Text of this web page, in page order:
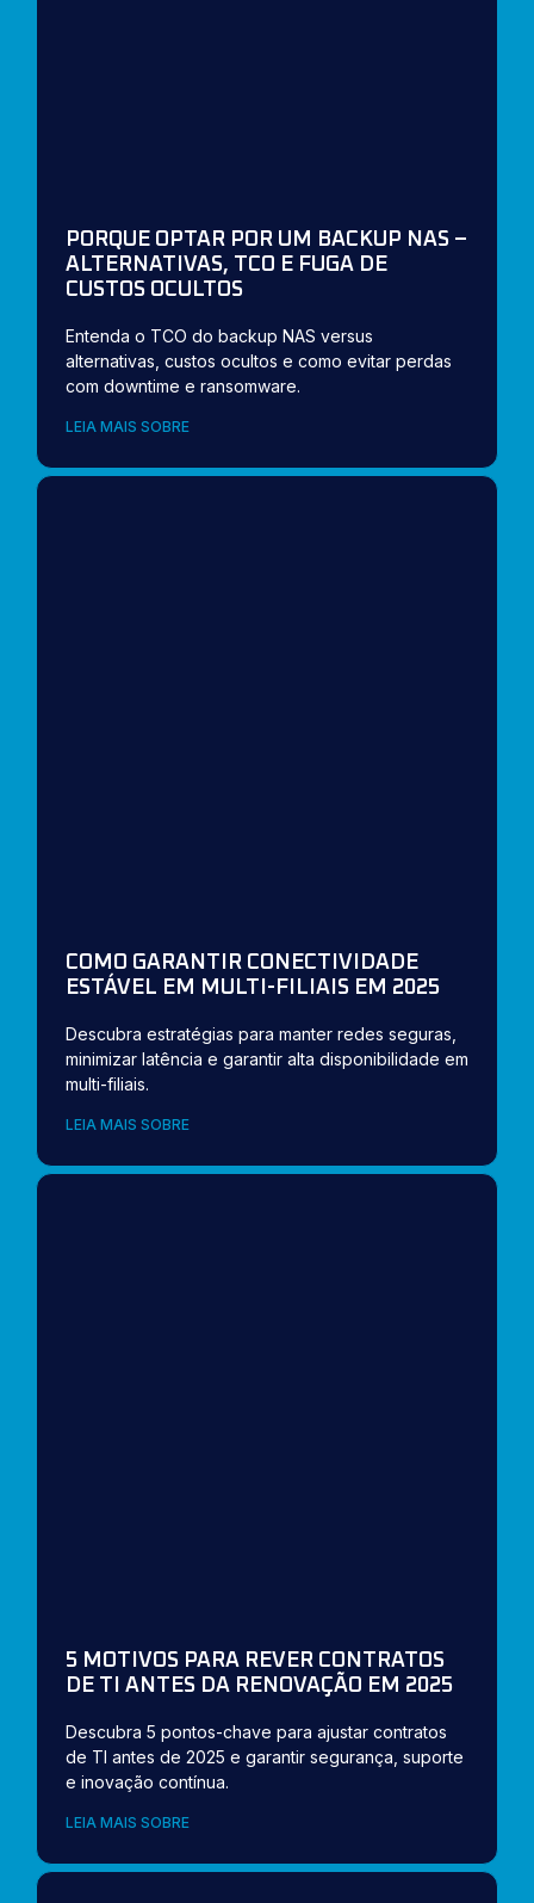
PORQUE OPTAR POR UM BACKUP NAS –
ALTERNATIVAS, TCO E FUGA DE
CUSTOS OCULTOS
Entenda o TCO do backup NAS versus
alternativas, custos ocultos e como evitar perdas
com downtime e ransomware.
LEIA MAIS SOBRE
COMO GARANTIR CONECTIVIDADE
ESTÁVEL EM MULTI-FILIAIS EM 2025
Descubra estratégias para manter redes seguras,
minimizar latência e garantir alta disponibilidade em
multi-filiais.
LEIA MAIS SOBRE
5 MOTIVOS PARA REVER CONTRATOS
DE TI ANTES DA RENOVAÇÃO EM 2025
Descubra 5 pontos-chave para ajustar contratos
de TI antes de 2025 e garantir segurança, suporte
e inovação contínua.
LEIA MAIS SOBRE